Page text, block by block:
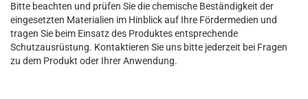
Bitte beachten und prüfen Sie die chemische Beständigkeit der
eingesetzten Materialien im Hinblick auf Ihre Fördermedien und
tragen Sie beim Einsatz des Produktes entsprechende
Schutzausrüstung. Kontaktieren Sie uns bitte jederzeit bei Fragen
zu dem Produkt oder Ihrer Anwendung.